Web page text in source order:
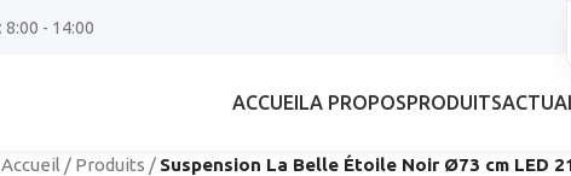
8:00 - 14:00
ACCUEILA PROPOSPRODUITS
Accueil / Produits / Suspension La Belle Étoile Noir Ø73 cm LED